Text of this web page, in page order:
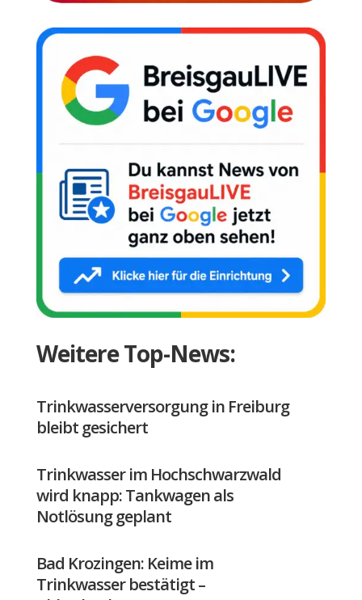
Weitere Top-News:
Trinkwasserversorgung in Freiburg
bleibt gesichert
Trinkwasser im Hochschwarzwald
wird knapp: Tankwagen als
Notlösung geplant
Bad Krozingen: Keime im
Trinkwasser bestätigt –